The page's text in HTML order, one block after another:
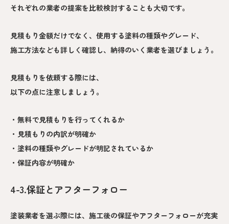
それぞれの業者の提案を比較検討することも大切です。
見積もり金額だけでなく、使用する塗料の種類やグレード、
施工方法なども詳しく確認し、納得のいく業者を選びましょう。
見積もりを依頼する際には、
以下の点に注意しましょう。
・無料で見積もりを行ってくれるか
・見積もりの内訳が明確か
・塗料の種類やグレードが明記されているか
・保証内容が明確か
4-3.保証とアフターフォロー
塗装業者を選ぶ際には、施工後の保証やアフターフォローが充実